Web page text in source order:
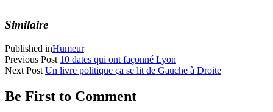
Similaire
Published inHumeur
Previous Post 10 dates qui ont façonné Lyon
Next Post Un livre politique ça se lit de Gauche à Droite
Be First to Comment